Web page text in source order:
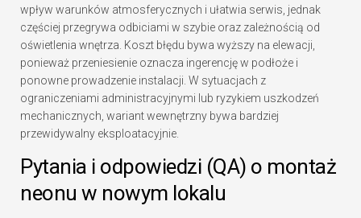
wpływ warunków atmosferycznych i ułatwia serwis, jednak
częściej przegrywa odbiciami w szybie oraz zależnością od
oświetlenia wnętrza. Koszt błędu bywa wyższy na elewacji,
ponieważ przeniesienie oznacza ingerencję w podłoże i
ponowne prowadzenie instalacji. W sytuacjach z
ograniczeniami administracyjnymi lub ryzykiem uszkodzeń
mechanicznych, wariant wewnętrzny bywa bardziej
przewidywalny eksploatacyjnie.
Pytania i odpowiedzi (QA) o montaż
neonu w nowym lokalu